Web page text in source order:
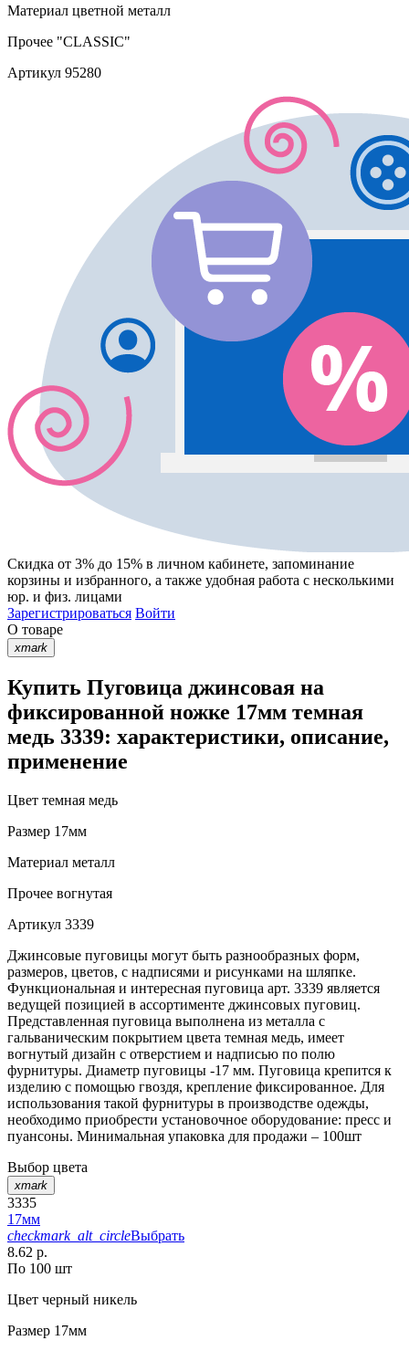
Материал цветной металл
Прочее "CLASSIC"
Артикул 95280
Скидка от 3% до 15% в личном кабинете, запоминание
корзины и избранного, а также удобная работа с несколькими
юр. и физ. лицами
Зарегистрироваться Войти
О товаре
xmark
Купить Пуговица джинсовая на
фиксированной ножке 17мм темная
медь 3339: характеристики, описание,
применение
Цвет темная медь
Размер 17мм
Материал металл
Прочее вогнутая
Артикул 3339
Джинсовые пуговицы могут быть разнообразных форм,
размеров, цветов, с надписями и рисунками на шляпке.
Функциональная и интересная пуговица арт. 3339 является
ведущей позицией в ассортименте джинсовых пуговиц.
Представленная пуговица выполнена из металла с
гальваническим покрытием цвета темная медь, имеет
вогнутый дизайн с отверстием и надписью по полю
фурнитуры. Диаметр пуговицы -17 мм. Пуговица крепится к
изделию с помощью гвоздя, крепление фиксированное. Для
использования такой фурнитуры в производстве одежды,
необходимо приобрести установочное оборудование: пресс и
пуансоны. Минимальная упаковка для продажи – 100шт
Выбор цвета
xmark
3335
17мм
checkmark_alt_circleВыбрать
8.62 р.
По 100 шт
Цвет черный никель
Размер 17мм